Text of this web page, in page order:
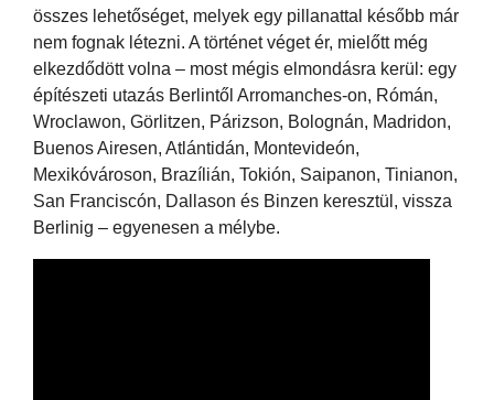
összes lehetőséget, melyek egy pillanattal később már
nem fognak létezni. A történet véget ér, mielőtt még
elkezdődött volna – most mégis elmondásra kerül: egy
építészeti utazás Berlintől Arromanches-on, Rómán,
Wroclawon, Görlitzen, Párizson, Bolognán, Madridon,
Buenos Airesen, Atlántidán, Montevideón,
Mexikóvároson, Brazílián, Tokión, Saipanon, Tinianon,
San Franciscón, Dallason és Binzen keresztül, vissza
Berlinig – egyenesen a mélybe.